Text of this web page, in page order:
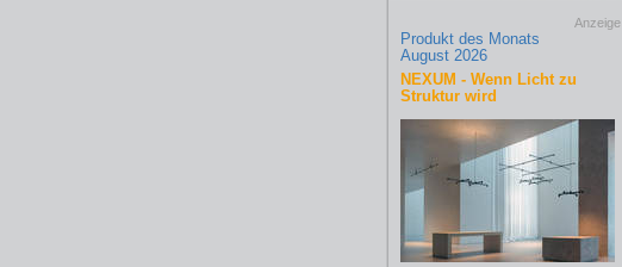
Anzeige
Produkt des Monats
August 2026
NEXUM - Wenn Licht zu
Struktur wird